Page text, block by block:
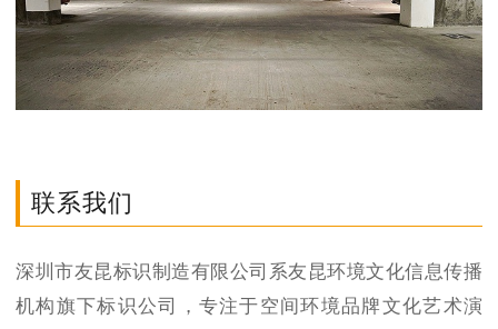
联系我们
深圳市友昆标识制造有限公司系友昆环境文化信息传播
机构旗下标识公司，专注于空间环境品牌文化艺术演